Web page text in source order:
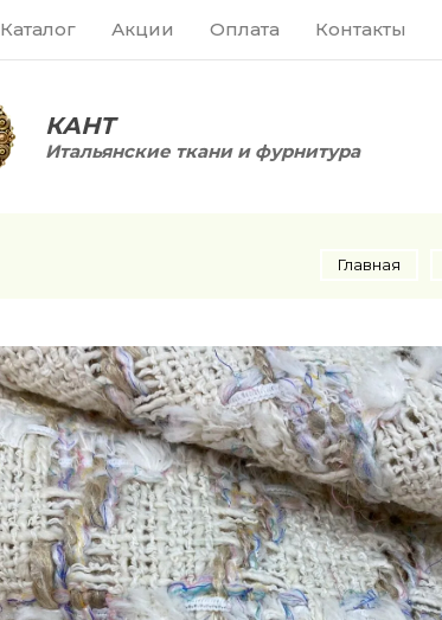
Каталог Акции Оплата Контакты
КАНТ
Итальянские ткани и фурнитура
Главная